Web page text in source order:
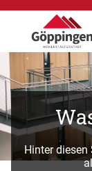
Hinter